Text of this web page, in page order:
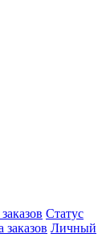
Статус
заказов Личный